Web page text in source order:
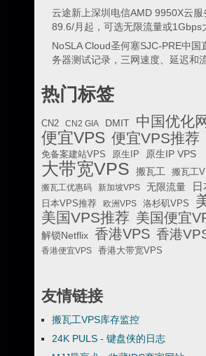
云途新上深圳电信AMD 9950X云
89.6/月起，可选无限流量或1Gbps
NoSLA Cloud圣何塞SJC-PRE中国
务器测试记录，三网速度、延迟和
热门标签
CN2 CN2 GIA DMIT 中国优化
便宜VPS 便宜VPS推荐
免备案建站VPS 原生IP 原生IP VPS
大带宽VPS 搬瓦工
搬瓦工
搬瓦工优惠码
新加坡VPS 无限流量
日本VPS推荐 欧洲VPS 洛杉矶VPS
美国VPS推荐 美国便宜
解锁Netflix 香港VPS 香港
香港便宜VPS 香港大带宽VPS
友情链接
搬瓦工VPS库存监控
24K PULS - 键盘侠的日志